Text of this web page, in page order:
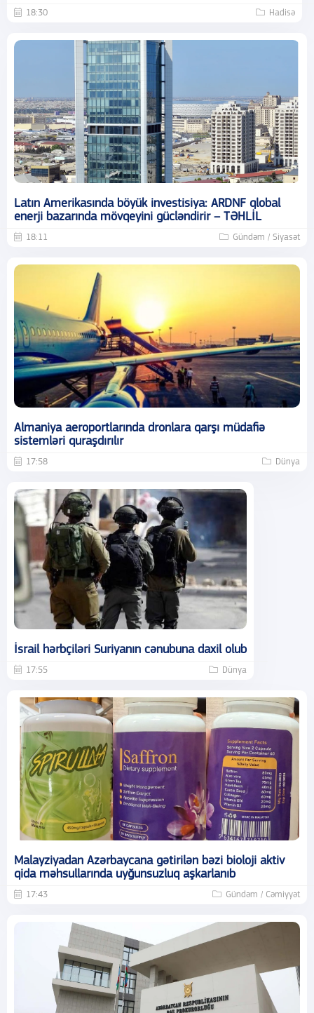
18:30 Hadisə
Latın Amerikasında böyük investisiya: ARDNF qlobal
enerji bazarında mövqeyini gücləndirir – TƏHLİL
18:11 Gündəm / Siyasət
Almaniya aeroportlarında dronlara qarşı müdafiə
sistemləri quraşdırılır
17:58 Dünya
İsrail hərbçiləri Suriyanın cənubuna daxil olub
17:55 Dünya
Malayziyadan Azərbaycana gətirilən bəzi bioloji aktiv
qida məhsullarında uyğunsuzluq aşkarlanıb
17:43 Gündəm / Cəmiyyət